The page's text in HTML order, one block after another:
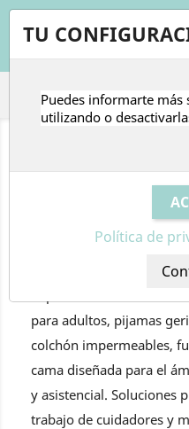

LENCERÍA
La lencería geriátrica y el
fundamentales para
higiene y la protección
para adultos, pijamas
colchón impermeables,
cama diseñada para el
y asistencial. Soluciones
trabajo de cuidadores y
TU
Puedes informarte más
utilizando o
Política de